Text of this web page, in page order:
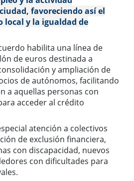
favoreciendo así el
local y la igualdad de
habilita una línea de
de euros destinada a
y ampliación de
de autónomos, facilitando
a aquellas personas con
acceder al crédito
atención a colectivos
de exclusión financiera,
con discapacidad, nuevos
con dificultades para